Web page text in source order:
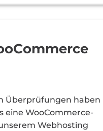
Überprüfungen haben
eine WooCommerce-
Webhosting